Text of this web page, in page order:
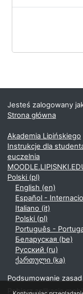
Jesteś zalogowany
Strona główna
Akademia Lipińskiego
Instrukcje dla
euczelnia
Polski ‎(pl)‎
English ‎(en)‎
Español -
Italiano ‎(it)‎
Polski ‎(pl)‎
Português -
Беларуская ‎(be)‎
Русский ‎(ru)‎
ქართული ‎(ka)‎
Podsumowanie
Pobierz aplikację